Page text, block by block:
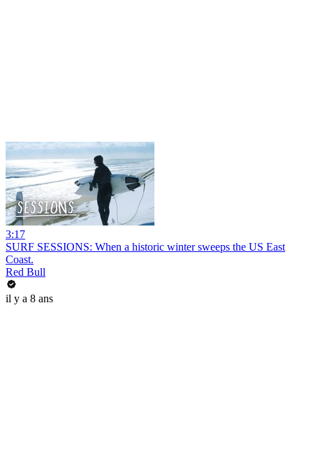
3:17
SURF SESSIONS: When a historic winter sweeps the US East
Coast.
Red Bull
il y a 8 ans